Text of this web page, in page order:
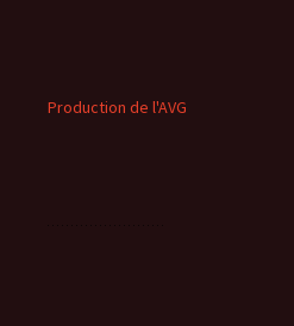
Production de l'AVG